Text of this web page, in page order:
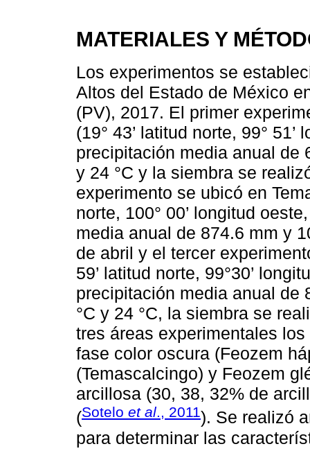
MATERIALES Y
Los experimentos se
Altos del Estado de México
(PV), 2017. El primer
(19° 43’ latitud norte, 99°
precipitación media anual de
y 24 °C y la siembra se
experimento se ubicó en
norte, 100° 00’ longitud
media anual de 874.6 mm y
de abril y el tercer
59’ latitud norte, 99°30’
precipitación media anual de
°C y 24 °C, la siembra se
tres áreas experimentales
fase color oscura (Feozem
(Temascalcingo) y Feozem
arcillosa (30, 38, 32% de
(Sotelo et al., 2011). Se realizó
para determinar las